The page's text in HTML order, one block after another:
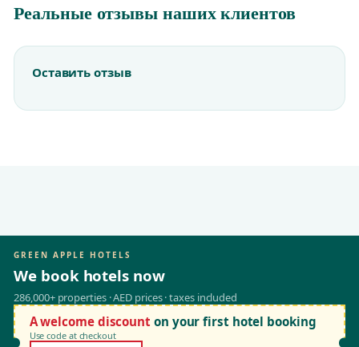
Реальные отзывы наших клиентов
Оставить отзыв
GREEN APPLE HOTELS
We book hotels now
286,000+ properties · AED prices · taxes included
A welcome discount on your first hotel booking
Use code at checkout